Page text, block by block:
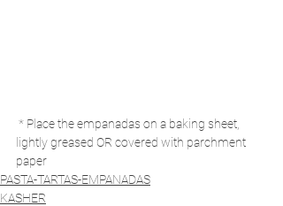
lightly greased OR covered with parchment
paper
PASTA-TARTAS-EMPANADAS
KASHER